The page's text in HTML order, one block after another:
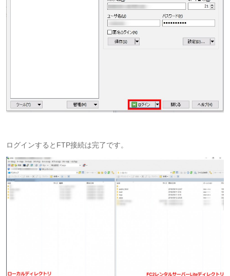
ログインするとFTP接続は完了です。